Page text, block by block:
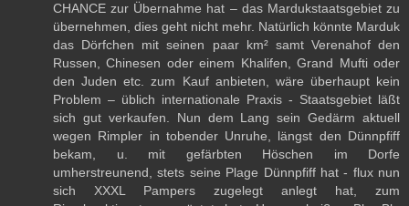
CHANCE zur Übernahme hat – das Mardukstaatsgebiet zu
übernehmen, dies geht nicht mehr. Natürlich könnte Marduk
das Dörfchen mit seinen paar km² samt Verenahof den
Russen, Chinesen oder einem Khalifen, Grand Mufti oder
den Juden etc. zum Kauf anbieten, wäre überhaupt kein
Problem – üblich internationale Praxis - Staatsgebiet läßt
sich gut verkaufen. Nun dem Lang sein Gedärm aktuell
wegen Rimpler in tobender Unruhe, längst den Dünnpfiff
bekam, u. mit gefärbten Höschen im Dorfe
umherstreunend, stets seine Plage Dünnpfiff hat - flux nun
sich XXXL Pampers zugelegt anlegt hat, zum